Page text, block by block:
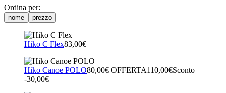
Ordina per:
nome prezzo
Hiko C Flex83,00€
Hiko Canoe POLO80,00€ OFFERTA110,00€Sconto
-30,00€